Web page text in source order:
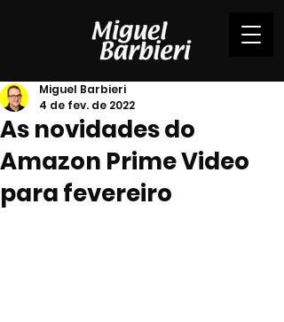
As novidades do
Amazon Prime Video
para fevereiro
Miguel Barbieri
4 de fev. de 2022